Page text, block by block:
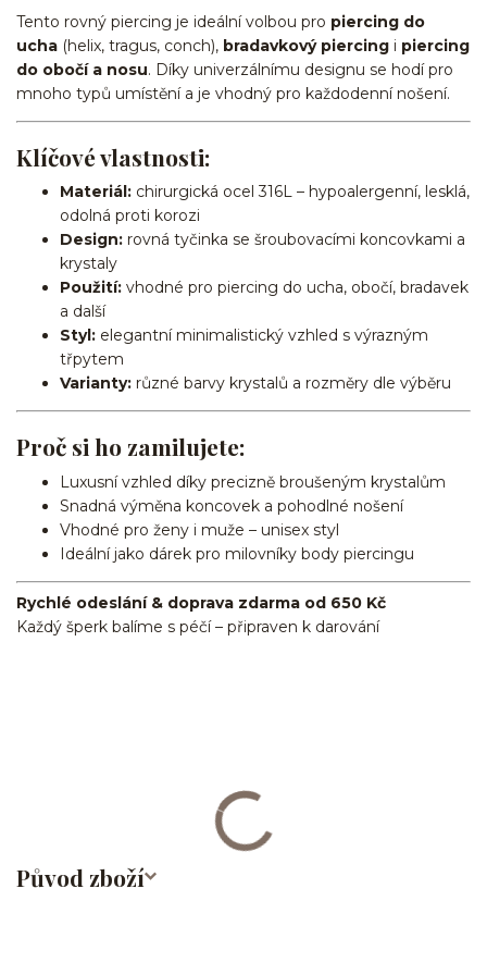
Tento rovný piercing je ideální volbou pro piercing do
ucha (helix, tragus, conch), bradavkový piercing i piercing
do obočí a nosu. Díky univerzálnímu designu se hodí pro
mnoho typů umístění a je vhodný pro každodenní nošení.
Klíčové vlastnosti:
Materiál: chirurgická ocel 316L – hypoalergenní, lesklá,
odolná proti korozi
Design: rovná tyčinka se šroubovacími koncovkami a
krystaly
Použití: vhodné pro piercing do ucha, obočí, bradavek
a další
Styl: elegantní minimalistický vzhled s výrazným
třpytem
Varianty: různé barvy krystalů a rozměry dle výběru
Proč si ho zamilujete:
Luxusní vzhled díky precizně broušeným krystalům
Snadná výměna koncovek a pohodlné nošení
Vhodné pro ženy i muže – unisex styl
Ideální jako dárek pro milovníky body piercingu
Rychlé odeslání & doprava zdarma od 650 Kč
Každý šperk balíme s péčí – připraven k darování
Původ zboží